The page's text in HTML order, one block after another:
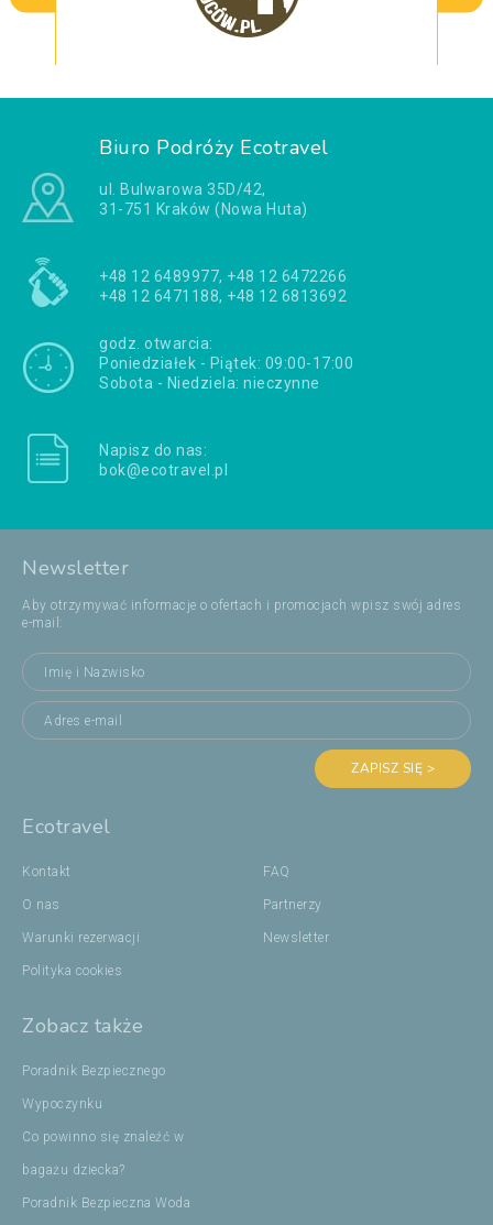
Biuro Podróży Ecotravel
ul. Bulwarowa 35D/42,
31-751 Kraków (Nowa Huta)
+48 12 6489977, +48 12 6472266
+48 12 6471188, +48 12 6813692
godz. otwarcia:
Poniedziałek - Piątek: 09:00-17:00
Sobota - Niedziela: nieczynne
Napisz do nas:
bok@ecotravel.pl
Newsletter
Aby otrzymywać informacje o ofertach i promocjach wpisz swój adres
e-mail:
ZAPISZ SIĘ >
Ecotravel
Kontakt
O nas
Warunki rezerwacji
Polityka cookies
FAQ
Partnerzy
Newsletter
Zobacz także
Poradnik Bezpiecznego
Wypoczynku
Co powinno się znaleźć w
bagażu dziecka?
Poradnik Bezpieczna Woda